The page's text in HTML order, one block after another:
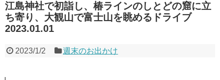
江島神社で初詣し、椿ラインのしとどの窟に立
ち寄り、大観山で富士山を眺めるドライブ
2023.01.01
2023/1/2 週末のお出かけ